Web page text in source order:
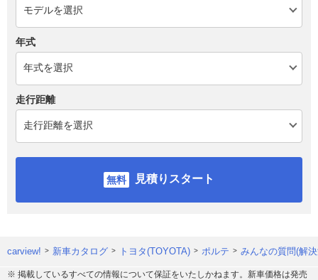
年式
走行距離
見積りスタート
carview! 新車カタログ トヨタ(TOYOTA) ポルテ みんなの質問(解
※ 掲載しているすべての情報について保証をいたしかねます。新車価格は発売